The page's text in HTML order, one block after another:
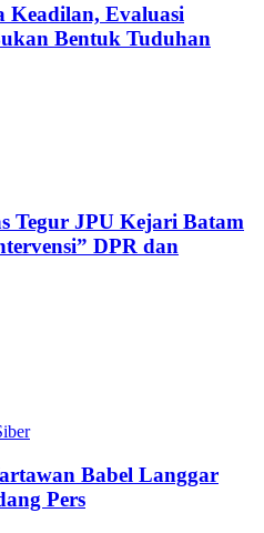
Keadilan, Evaluasi
Bentuk Tuduhan
Tegur JPU Kejari Batam
DPR dan
Babel Langgar
Pers